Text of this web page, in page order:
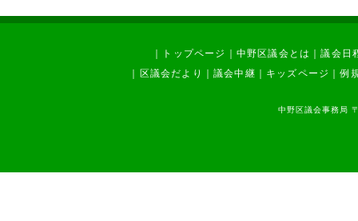
トップページ 中野区議会とは ｜議会日
区議会だより ｜議会中継 キッズページ ｜例
中野区議会事務局